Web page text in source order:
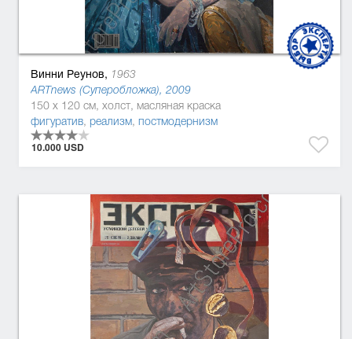
Винни Реунов, 1963
ARTnews (Суперобложка), 2009
150 x 120 см, холст, масляная краска
фигуратив, реализм, постмодернизм
10.000 USD